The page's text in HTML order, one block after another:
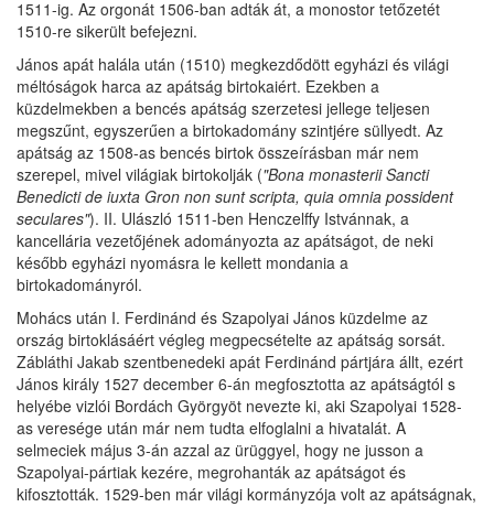
1511-ig. Az orgonát 1506-ban adták át, a monostor tetőzetét
1510-re sikerült befejezni.
János apát halála után (1510) megkezdődött egyházi és világi
méltóságok harca az apátság birtokaiért. Ezekben a
küzdelmekben a bencés apátság szerzetesi jellege teljesen
megszűnt, egyszerűen a birtokadomány szintjére süllyedt. Az
apátság az 1508-as bencés birtok összeírásban már nem
szerepel, mivel világiak birtokolják ("Bona monasterii Sancti
Benedicti de iuxta Gron non sunt scripta, quia omnia possident
seculares"). II. Ulászló 1511-ben Henczelffy Istvánnak, a
kancellária vezetőjének adományozta az apátságot, de neki
később egyházi nyomásra le kellett mondania a
birtokadományról.
Mohács után I. Ferdinánd és Szapolyai János küzdelme az
ország birtoklásáért végleg megpecsételte az apátság sorsát.
Zábláthi Jakab szentbenedeki apát Ferdinánd pártjára állt, ezért
János király 1527 december 6-án megfosztotta az apátságtól s
helyébe vizlói Bordách Györgyöt nevezte ki, aki Szapolyai 1528-
as veresége után már nem tudta elfoglalni a hivatalát. A
selmeciek május 3-án azzal az ürüggyel, hogy ne jusson a
Szapolyai-pártiak kezére, megrohanták az apátságot és
kifosztották. 1529-ben már világi kormányzója volt az apátságnak,